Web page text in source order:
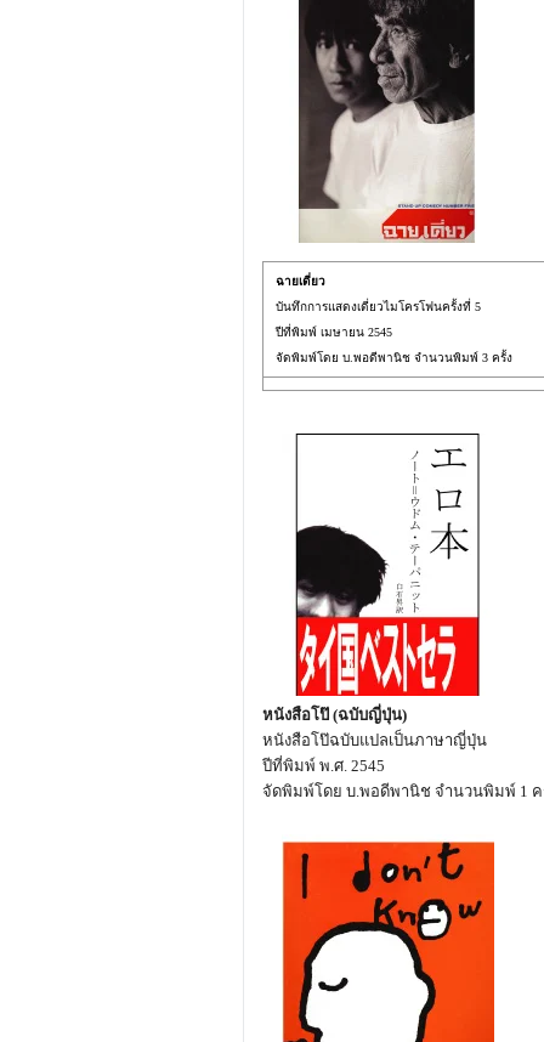
ฉายเดี่ยว
บันทึกการแสดงเดี่ยวไมโครโฟนครั้งที่ 5
ปีที่พิมพ์ เมษายน 2545
จัดพิมพ์โดย บ.พอดีพานิช จำนวนพิมพ์ 3 ครั้ง
หนังสือโป๊ (ฉบับญี่ปุ่น)
หนังสือโป๊ฉบับแปลเป็นภาษาญี่ปุ่น
ปีที่พิมพ์ พ.ศ. 2545
จัดพิมพ์โดย บ.พอดีพานิช จำนวนพิมพ์ 1 ค